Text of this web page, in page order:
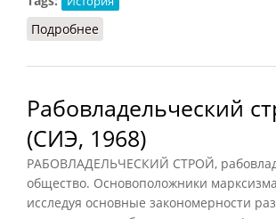
Подробнее
Рабовладельческий
(СИЭ, 1968)
РАБОВЛАДЕЛЬЧЕСКИЙ СТРОЙ,
общество. Основоположники
исследуя основные закономерности